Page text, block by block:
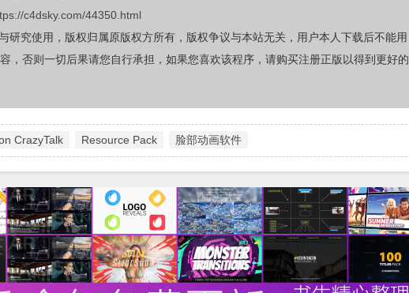
c4dsky.com/44350.html
究使用，版权归属原版权方所有，版权争议与本站无关，用户本人下载后不能用
，否则一切后果请您自行承担，如果您喜欢该程序，请购买注册正版以得到更好的
CrazyTalk Resource Pack 脸部动画软件